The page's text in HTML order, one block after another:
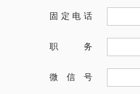
固定电话
职务
微信号